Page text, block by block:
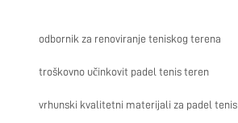
odbornik za renoviranje teniskog terena
troškovno učinkovit padel tenis teren
vrhunski kvalitetni materijali za padel tenis